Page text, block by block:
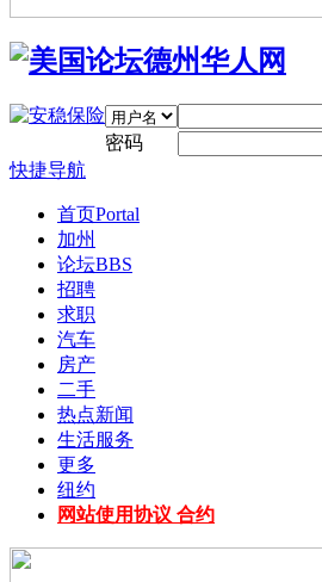
密码
快捷导航
首页Portal
加州
论坛BBS
招聘
求职
汽车
房产
二手
热点新闻
生活服务
更多
纽约
网站使用协议 合约